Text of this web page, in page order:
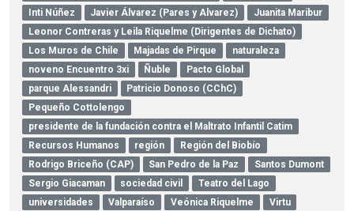
Inti Núñez
Javier Álvarez (Pares y Alvarez)
Juanita Maribur
Leonor Contreras y Leila Riquelme (Dirigentes de Dichato)
Los Muros de Chile
Majadas de Pirque
naturaleza
noveno Encuentro 3xi
Ñuble
Pacto Global
parque Alessandri
Patricio Donoso (CChC)
Pequeño Cottolengo
presidente de la fundación contra el Maltrato Infantil Catim
Recursos Humanos
región
Región del Biobío
Rodrigo Briceño (CAP)
San Pedro de la Paz
Santos Dumont
Sergio Giacaman
sociedad civil
Teatro del Lago
universidades
Valparaíso Veónica Riquelme
Virtu